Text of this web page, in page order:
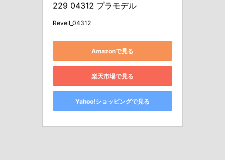
229 04312 プラモデル
Revell_04312
Amazonで見る
楽天市場で見る
Yahoo!ショッピングで見る